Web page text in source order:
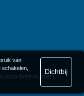
voorbehouden.
van
Dichtbij